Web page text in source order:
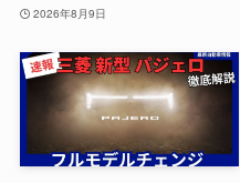
2026年8月9日